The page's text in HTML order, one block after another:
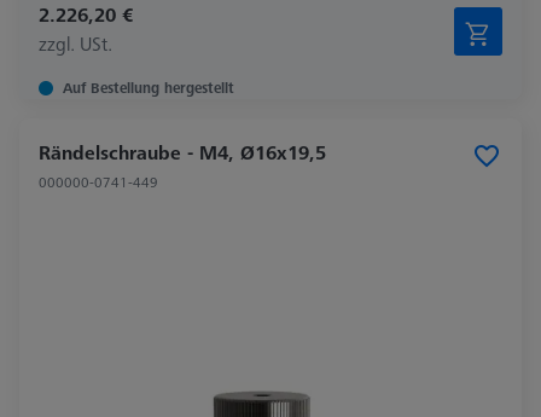
2.226,20 €
zzgl. USt.
Auf Bestellung hergestellt
Rändelschraube - M4, Ø16x19,5
000000-0741-449